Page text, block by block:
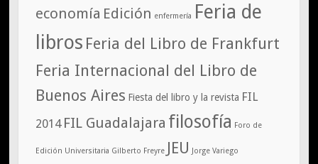
economía Edición enfermería Feria de
libros Feria del Libro de Frankfurt
Feria Internacional del Libro de
Buenos Aires Fiesta del libro y la revista FIL
2014 FIL Guadalajara filosofía Foro de
Edición Universitaria Gilberto Freyre JEU Jorge Variego